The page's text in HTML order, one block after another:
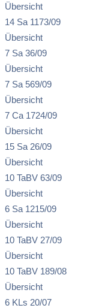
Übersicht
14 Sa 1173/09
Übersicht
7 Sa 36/09
Übersicht
7 Sa 569/09
Übersicht
7 Ca 1724/09
Übersicht
15 Sa 26/09
Übersicht
10 TaBV 63/09
Übersicht
6 Sa 1215/09
Übersicht
10 TaBV 27/09
Übersicht
10 TaBV 189/08
Übersicht
6 KLs 20/07